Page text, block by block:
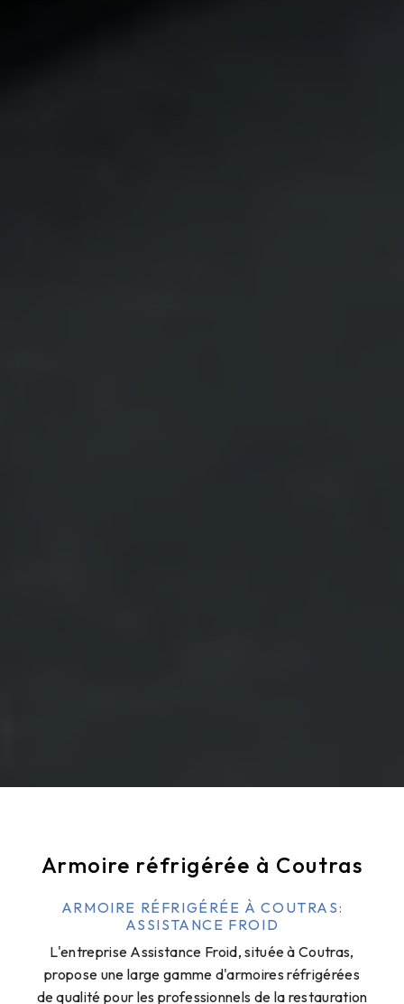
Armoire réfrigérée à Coutras
ARMOIRE RÉFRIGÉRÉE À COUTRAS:
ASSISTANCE FROID
L'entreprise Assistance Froid, située à Coutras,
propose une large gamme d'armoires réfrigérées
de qualité pour les professionnels de la restauration